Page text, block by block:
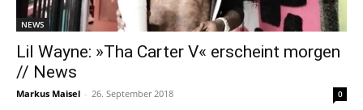
NEWS
Lil Wayne: »Tha Carter V« erscheint morgen
// News
Markus Maisel - 26. September 2018 0